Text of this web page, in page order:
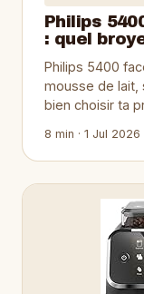
Philips
: quel
Philips 5400
mousse de lait,
bien choisir ta
8 min · 1 Jul 2026